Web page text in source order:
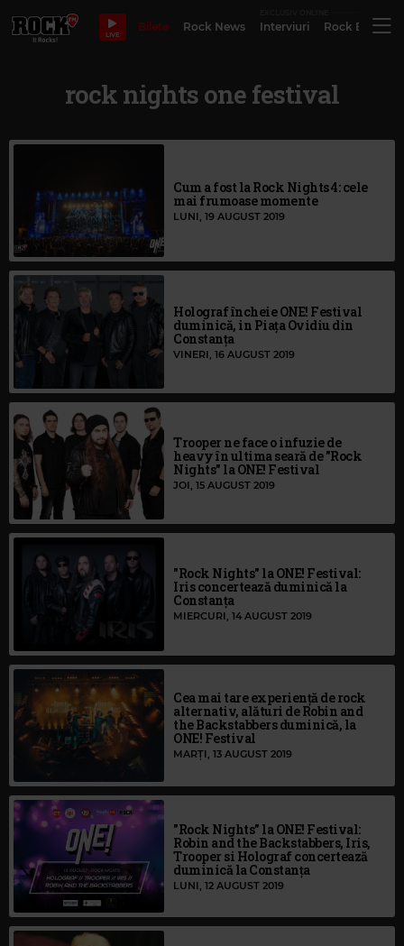
LIVE
Bilete Rock News Interviuri Rock
rock nights one festival
Cum a fost la Rock Nights 4: cele
mai frumoase momente
LUNI, 19 AUGUST 2019
Holograf încheie ONE! Festival
duminică, in Piața Ovidiu din
Constanța
VINERI, 16 AUGUST 2019
Trooper ne face o infuzie de
heavy în ultima seară de "Rock
Nights" la ONE! Festival
JOI, 15 AUGUST 2019
"Rock Nights" la ONE! Festival:
Iris concertează duminică la
Constanța
MIERCURI, 14 AUGUST 2019
Cea mai tare experiență de rock
alternativ, alături de Robin and
the Backstabbers duminică, la
ONE! Festival
MARȚI, 13 AUGUST 2019
"Rock Nights" la ONE! Festival:
Robin and the Backstabbers, Iris,
Trooper si Holograf concertează
duminică la Constanța
LUNI, 12 AUGUST 2019